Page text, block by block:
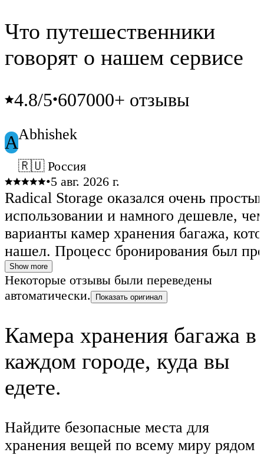
Что путешественники
говорят о нашем сервисе
4.8/5•607000+ отзывы
AAbhishek
🇷🇺 Россия
•5 авг. 2026 г.
Radical Storage оказался очень
использовании и намного дешевле,
варианты камер хранения багажа,
нашел. Процесс бронирования был
всё прошло без проблем. Я
воспользуюсь этим сервисом снова.
Show more
Некоторые отзывы были переведены
автоматически.
Показать оригинал
Камера хранения багажа в
каждом городе, куда вы
едете.
Найдите безопасные места для
хранения вещей по всему миру рядом